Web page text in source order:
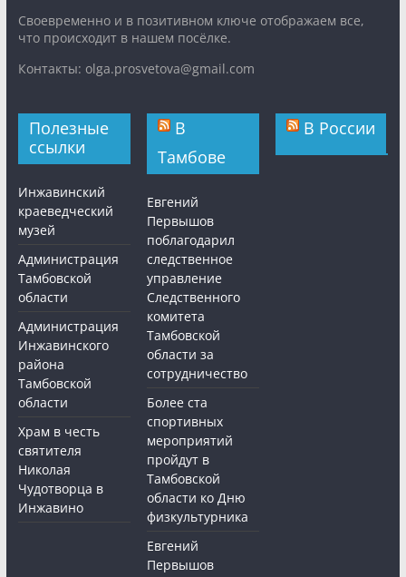
Cвоевременно и в позитивном ключе отображаем все,
что происходит в нашем посёлке.
Контакты: olga.prosvetova@gmail.com
Полезные
ссылки
Инжавинский
краеведческий
музей
Администрация
Тамбовской
области
Администрация
Инжавинского
района
Тамбовской
области
Храм в честь
святителя
Николая
Чудотворца в
Инжавино
В
Тамбове
Евгений
Первышов
поблагодарил
следственное
управление
Следственного
комитета
Тамбовской
области за
сотрудничество
Более ста
спортивных
мероприятий
пройдут в
Тамбовской
области ко Дню
физкультурника
Евгений
Первышов
В России